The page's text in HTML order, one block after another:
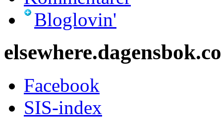
Bloglovin'
Facebook
SIS-index